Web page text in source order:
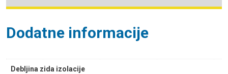
Dodatne informacije
Debljina zida izolacije